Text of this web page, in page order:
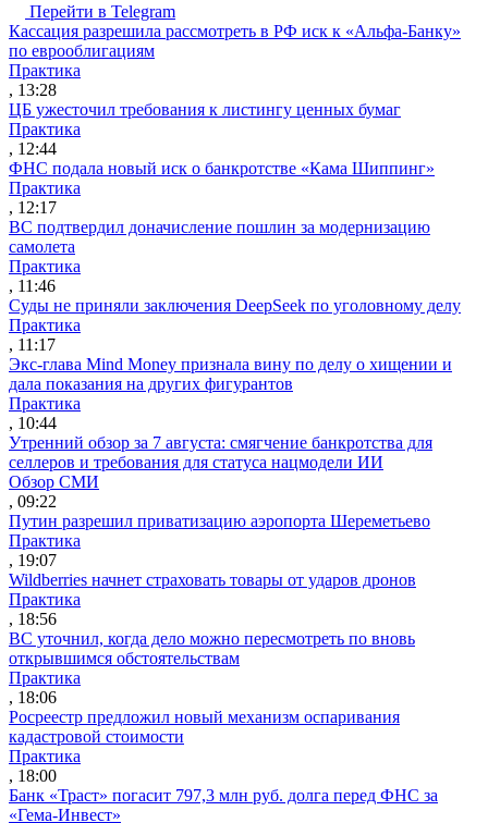
Перейти в Telegram
Кассация разрешила рассмотреть в РФ иск к «Альфа-Банку»
по еврооблигациям
Практика
, 13:28
ЦБ ужесточил требования к листингу ценных бумаг
Практика
, 12:44
ФНС подала новый иск о банкротстве «Кама Шиппинг»
Практика
, 12:17
ВС подтвердил доначисление пошлин за модернизацию
самолета
Практика
, 11:46
Суды не приняли заключения DeepSeek по уголовному делу
Практика
, 11:17
Экс-глава Mind Money признала вину по делу о хищении и
дала показания на других фигурантов
Практика
, 10:44
Утренний обзор за 7 августа: смягчение банкротства для
селлеров и требования для статуса нацмодели ИИ
Обзор СМИ
, 09:22
Путин разрешил приватизацию аэропорта Шереметьево
Практика
, 19:07
Wildberries начнет страховать товары от ударов дронов
Практика
, 18:56
ВС уточнил, когда дело можно пересмотреть по вновь
открывшимся обстоятельствам
Практика
, 18:06
Росреестр предложил новый механизм оспаривания
кадастровой стоимости
Практика
, 18:00
Банк «Траст» погасит 797,3 млн руб. долга перед ФНС за
«Гема-Инвест»